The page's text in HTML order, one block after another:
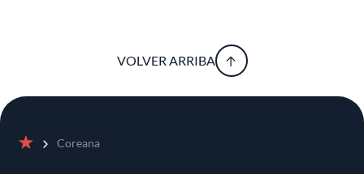
VOLVER ARRIBA
Coreana